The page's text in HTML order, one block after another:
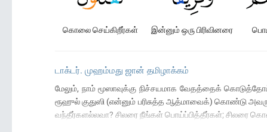
இன்னும் ஒரு பிரிவினரை
கொலை செய்கிறீர்கள்
டாக்டர். முஹம்மது ஜான் தமிழாக்கம்
மேலும், நாம் மூஸாவுக்கு நிச்சயமாக வேதத்தைக்
ரூஹுல் குதுஸி (என்னும் பரிசுத்த ஆத்மாவைக்) கொண்டு
வந்தீர்களல்லவா? சிலரை நீங்கள் பொய்ப்பித்தீர்கள்; சிலரை